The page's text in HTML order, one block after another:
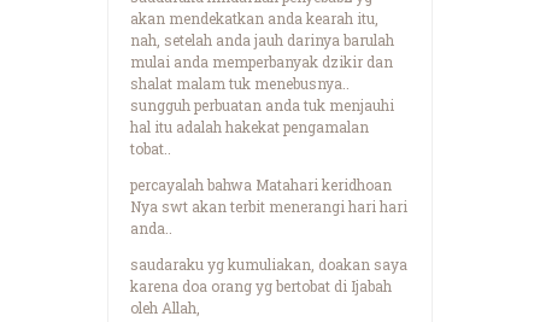
akan mendekatkan anda kearah itu,
nah, setelah anda jauh darinya barulah
mulai anda memperbanyak dzikir dan
shalat malam tuk menebusnya..
sungguh perbuatan anda tuk menjauhi
hal itu adalah hakekat pengamalan
tobat..
percayalah bahwa Matahari keridhoan
Nya swt akan terbit menerangi hari hari
anda..
saudaraku yg kumuliakan, doakan saya
karena doa orang yg bertobat di Ijabah
oleh Allah,